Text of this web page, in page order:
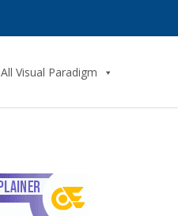
All Visual Paradigm